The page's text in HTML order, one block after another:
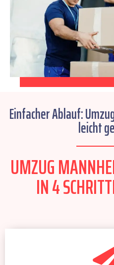
Einfacher Ablauf:
leicht
UMZUG
IN 4